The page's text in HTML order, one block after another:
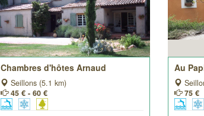
Chambres d'hôtes Arnaud
Seillons (5.1 km)
45 € - 60 €
Au
75 €